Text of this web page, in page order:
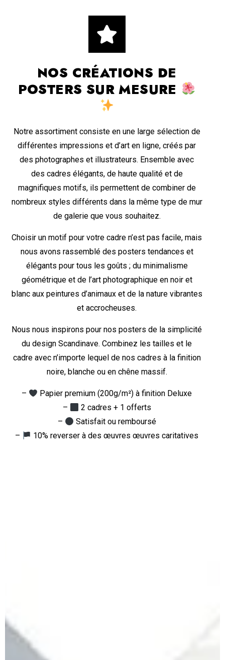
NOS CRÉATIONS DE
POSTERS SUR MESURE
Notre assortiment consiste en une large sélection de
différentes impressions et d’art en ligne, créés par
des photographes et illustrateurs. Ensemble avec
des cadres élégants, de haute qualité et de
magnifiques motifs, ils permettent de combiner de
nombreux styles différents dans la même type de mur
de galerie que vous souhaitez.
Choisir un motif pour votre cadre n’est pas facile, mais
nous avons rassemblé des posters tendances et
élégants pour tous les goûts ; du minimalisme
géométrique et de l’art photographique en noir et
blanc aux peintures d’animaux et de la nature vibrantes
et accrocheuses.
Nous nous inspirons pour nos posters de la simplicité
du design Scandinave. Combinez les tailles et le
cadre avec n’importe lequel de nos cadres à la finition
noire, blanche ou en chêne massif.
–
Papier premium (200g/m²) à finition Deluxe
–
2 cadres + 1 offerts
–
Satisfait ou remboursé
–
10% reverser à des œuvres œuvres caritatives